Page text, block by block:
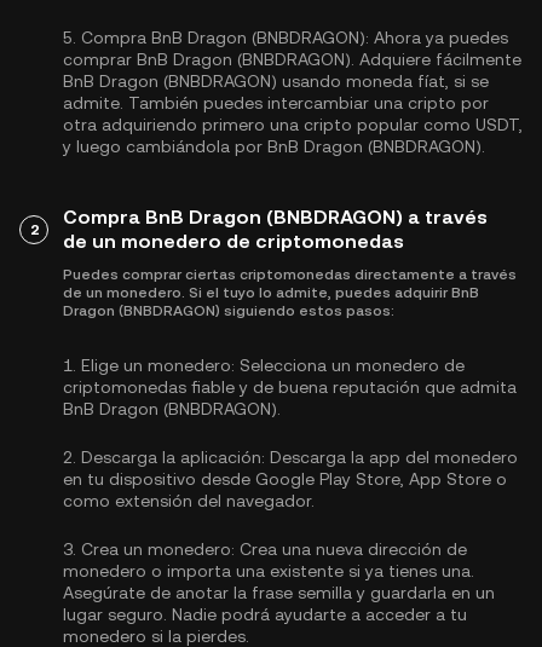
5. Compra BnB Dragon (BNBDRAGON): Ahora ya puedes
comprar BnB Dragon (BNBDRAGON). Adquiere fácilmente
BnB Dragon (BNBDRAGON) usando moneda fíat, si se
admite. También puedes intercambiar una cripto por
otra adquiriendo primero una cripto popular como USDT
y luego cambiándola por BnB Dragon (BNBDRAGON).
2
Compra BnB Dragon (BNBDRAGON) a través
de un monedero de criptomonedas
Puedes comprar ciertas criptomonedas directamente a través
de un monedero. Si el tuyo lo admite, puedes adquirir BnB
Dragon (BNBDRAGON) siguiendo estos pasos:
1. Elige un monedero: Selecciona un monedero de
criptomonedas fiable y de buena reputación que admita
BnB Dragon (BNBDRAGON).
2. Descarga la aplicación: Descarga la app del monedero
en tu dispositivo desde Google Play Store, App Store o
como extensión del navegador.
3. Crea un monedero: Crea una nueva dirección de
monedero o importa una existente si ya tienes una.
Asegúrate de anotar la frase semilla y guardarla en un
lugar seguro. Nadie podrá ayudarte a acceder a tu
monedero si la pierdes.